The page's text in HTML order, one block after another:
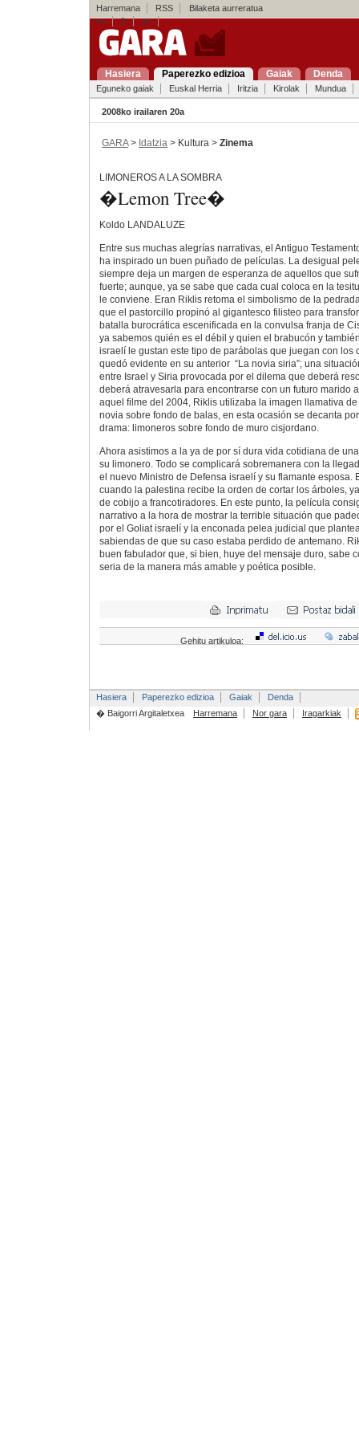
Harremana RSS
Bilaketa aurreratua
es
fr en
Hasiera Paperezko edizioa Gaiak Denda
Eguneko gaiak Euskal Herria Iritzia Kirolak Mundua
2008ko irailaren 20a
GARA> Idatzia > Kultura > Zinema
LIMONEROS A LA SOMBRA
�Lemon Tree�
Koldo LANDALUZE
Entre sus muchas alegrías narrativas, el Antiguo
ha inspirado un buen puñado de películas. La desigual
siempre deja un margen de esperanza de aquellos que
fuerte; aunque, ya se sabe que cada cual coloca en la
le conviene. Eran Riklis retoma el simbolismo de la
que el pastorcillo propinó al gigantesco filisteo para
batalla burocrática escenificada en la convulsa franja de
ya sabemos quién es el débil y quien el brabucón y
israelí le gustan este tipo de parábolas que juegan con los
quedó evidente en su anterior “La novia siria”; una
entre Israel y Siria provocada por el dilema que deberá
deberá atravesarla para encontrarse con un futuro marido
aquel filme del 2004, Riklis utilizaba la imagen llamativa
novia sobre fondo de balas, en esta ocasión se decanta
drama: limoneros sobre fondo de muro cisjordano.
Ahora asistimos a la ya de por sí dura vida cotidiana de
su limonero. Todo se complicará sobremanera con la
el nuevo Ministro de Defensa israelí y su flamante esposa.
cuando la palestina recibe la orden de cortar los árboles,
de cobijo a francotiradores. En este punto, la película
narrativo a la hora de mostrar la terrible situación que
por el Goliat israelí y la enconada pelea judicial que
sabiendas de que su caso estaba perdido de antemano.
buen fabulador que, si bien, huye del mensaje duro, sabe
seria de la manera más amable y poética posible.
Gehitu artikuloa:
Hasiera Paperezko edizioa Gaiak
Denda
� Baigorri Argitaletxea
Harremana Nor gara Iragarkiak